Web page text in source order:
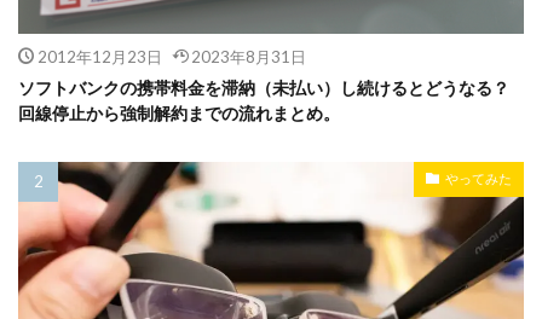
2012年12月23日 2023年8月31日
ソフトバンクの携帯料金を滞納（未払い）し続けるとどうなる？
回線停止から強制解約までの流れまとめ。
やってみた